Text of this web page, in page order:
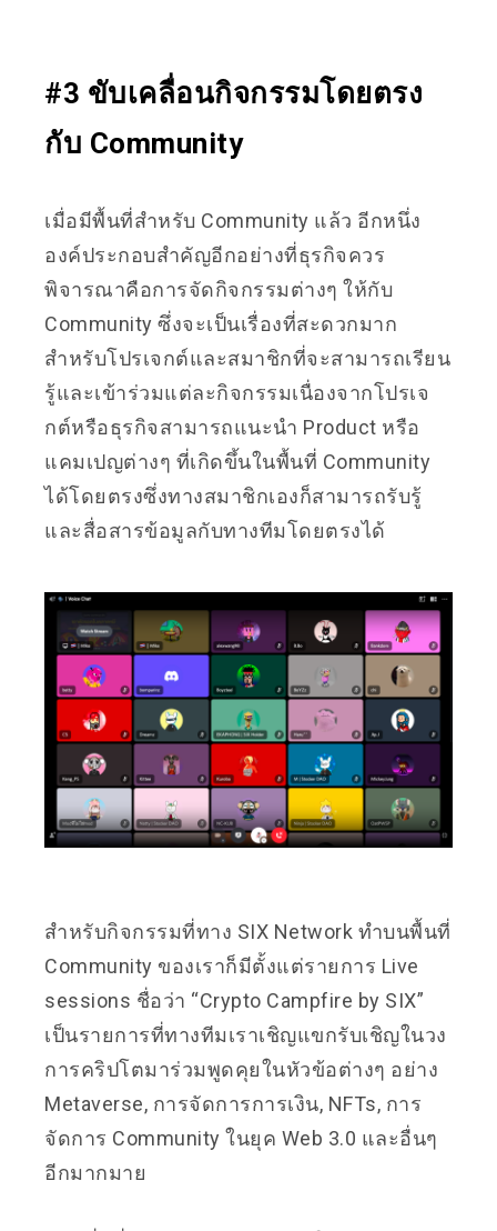
#3 ขับเคลื่อนกิจกรรมโดยตรง
กับ Community
เมื่อมีพื้นที่สำหรับ Community แล้ว อีกหนึ่ง
องค์ประกอบสำคัญอีกอย่างที่ธุรกิจควร
พิจารณาคือการจัดกิจกรรมต่างๆ ให้กับ
Community ซึ่งจะเป็นเรื่องที่สะดวกมาก
สำหรับโปรเจกต์และสมาชิกที่จะสามารถเรียน
รู้และเข้าร่วมแต่ละกิจกรรมเนื่องจากโปรเจ
กต์หรือธุรกิจสามารถแนะนำ Product หรือ
แคมเปญต่างๆ ที่เกิดขึ้นในพื้นที่ Community
ได้โดยตรงซึ่งทางสมาชิกเองก็สามารถรับรู้
และสื่อสารข้อมูลกับทางทีมโดยตรงได้
สำหรับกิจกรรมที่ทาง SIX Network ทำบนพื้นที่
Community ของเราก็มีตั้งแต่รายการ Live
sessions ชื่อว่า “Crypto Campfire by SIX”
เป็นรายการที่ทางทีมเราเชิญแขกรับเชิญในวง
การคริปโตมาร่วมพูดคุยในหัวข้อต่างๆ อย่าง
Metaverse, การจัดการการเงิน, NFTs, การ
จัดการ Community ในยุค Web 3.0 และอื่นๆ
อีกมากมาย